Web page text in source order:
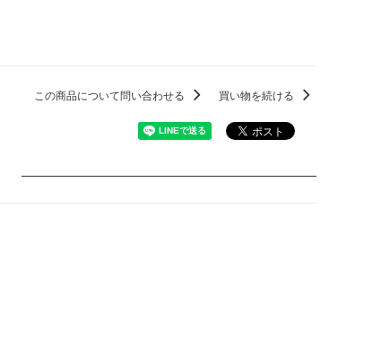
この商品について問い合わせる 買い物を続ける